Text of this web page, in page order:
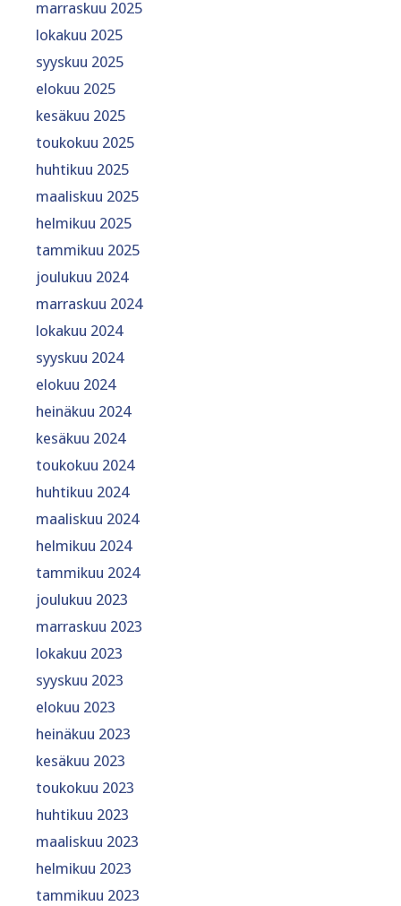
marraskuu 2025
lokakuu 2025
syyskuu 2025
elokuu 2025
kesäkuu 2025
toukokuu 2025
huhtikuu 2025
maaliskuu 2025
helmikuu 2025
tammikuu 2025
joulukuu 2024
marraskuu 2024
lokakuu 2024
syyskuu 2024
elokuu 2024
heinäkuu 2024
kesäkuu 2024
toukokuu 2024
huhtikuu 2024
maaliskuu 2024
helmikuu 2024
tammikuu 2024
joulukuu 2023
marraskuu 2023
lokakuu 2023
syyskuu 2023
elokuu 2023
heinäkuu 2023
kesäkuu 2023
toukokuu 2023
huhtikuu 2023
maaliskuu 2023
helmikuu 2023
tammikuu 2023